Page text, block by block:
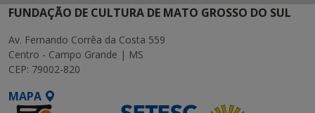
FUNDAÇÃO DE CULTURA DE MATO GROSSO DO SUL
Av. Fernando Corrêa da Costa 559
Centro - Campo Grande | MS
CEP: 79002-820
MAPA